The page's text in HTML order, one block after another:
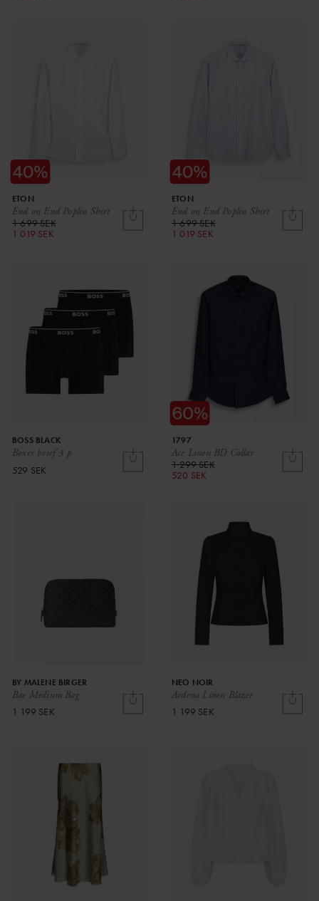
End on End Poplin Shirt
ETON
1 699 SEK
1 019 SEK
End on End Poplin Shirt
ETON
1 699 SEK
1 019 SEK
Boxer brief 3 p
BOSS BLACK
529 SEK
Ace Linen BD Collar
1797
1 299 SEK
520 SEK
Bae Medium Bag
BY MALENE BIRGER
1 199 SEK
Ardena Linen Blazer
NEO NOIR
1 199 SEK